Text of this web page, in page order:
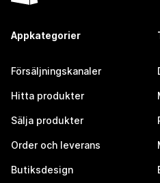
Appkategorier
Försäljningskanaler
Hitta produkter
Sälja produkter
Order och leverans
Butiksdesign